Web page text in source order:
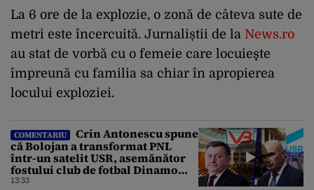
La 6 ore de la explozie, o zonă de câteva sute de
metri este încercuită. Jurnaliștii de la News.ro
au stat de vorbă cu o femeie care locuieşte
împreună cu familia sa chiar în apropierea
locului exploziei.
COMENTARIU
Crin Antonescu spune
că Bolojan a transformat PNL
într-un satelit USR, asemănător
fostului club de fotbal Dinamo
Victoria, care a aparținut Miliției
13:33